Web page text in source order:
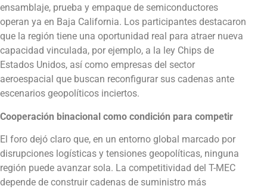
ensamblaje, prueba y empaque de semiconductores
operan ya en Baja California. Los participantes destacaron
que la región tiene una oportunidad real para atraer nueva
capacidad vinculada, por ejemplo, a la ley Chips de
Estados Unidos, así como empresas del sector
aeroespacial que buscan reconfigurar sus cadenas ante
escenarios geopolíticos inciertos.
Cooperación binacional como condición para competir
El foro dejó claro que, en un entorno global marcado por
disrupciones logísticas y tensiones geopolíticas, ninguna
región puede avanzar sola. La competitividad del T-MEC
depende de construir cadenas de suministro más